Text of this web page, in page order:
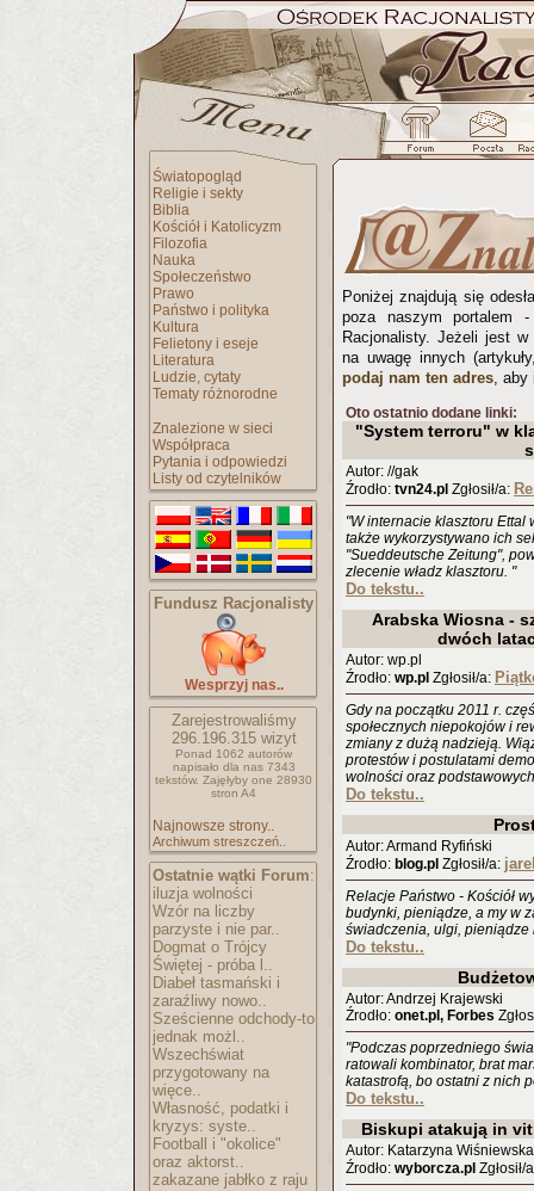
Światopogląd
Religie i sekty
Biblia
Kościół i Katolicyzm
Filozofia
Nauka
Społeczeństwo
Prawo
Państwo i polityka
Kultura
Felietony i eseje
Literatura
Ludzie, cytaty
Tematy różnorodne
Znalezione w sieci
Współpraca
Pytania i odpowiedzi
Listy od czytelników
Fundusz Racjonalisty
Wesprzyj nas..
Zarejestrowaliśmy
296.196.315wizyt
Ponad 1062 autorów
napisało dla nas 7343
tekstów. Zajęłyby one 28930
stron A4
Najnowsze strony..
Archiwum streszczeń..
Ostatnie wątki Forum:
iluzja wolności
Wzór na liczby
parzyste i nie par..
Dogmat o Trójcy
Świętej - próba l..
Diabeł tasmański i
zaraźliwy nowo..
Sześcienne odchody-to
jednak możl..
Wszechświat
przygotowany na
więce..
Własność, podatki i
kryzys: syste..
Football i "okolice"
oraz aktorst..
zakazane jabłko z raju
Poniżej znajdują się
poza naszym portalem
Racjonalisty. Jeżeli jest w
na uwagę innych
podaj nam ten adres, aby
Oto ostatnio dodane linki:
"System terroru" w
Autor: //gak
Źrodło: tvn24.pl Zgłosił/a:
"W internacie klasztoru
także wykorzystywano ich
"Sueddeutsche Zeitung",
zlecenie władz klasztoru. "
Do tekstu..
Arabska Wiosna -
dwóch
Autor: wp.pl
Źrodło: wp.pl Zgłosił/a:
Gdy na początku 2011 r.
społecznych niepokojów i
zmiany z dużą nadzieją.
protestów i postulatami
wolności oraz
Do tekstu..
Autor: Armand Ryfiński
Źrodło: blog.pl Zgłosił/a:
Relacje Państwo - Kościół
budynki, pieniądze, a my w
świadczenia, ulgi, pieniądze
Do tekstu..
Autor: Andrzej Krajewski
Źrodło: onet.pl, Forbes
"Podczas poprzedniego
ratowali kombinator, brat
katastrofą, bo ostatni z nich
Do tekstu..
Biskupi atakują in
Autor: Katarzyna Wiśniewska
Źrodło: wyborcza.pl Zgłosił/